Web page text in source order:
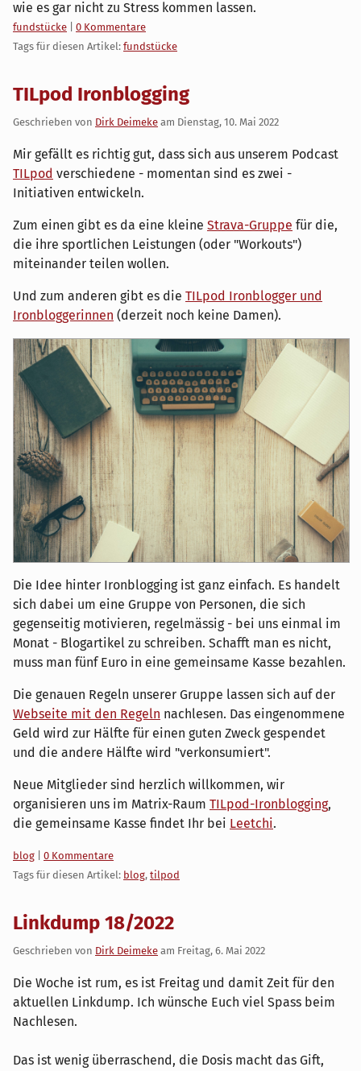
wie es gar nicht zu Stress kommen lassen.
Kategorien:
fundstücke
0 Kommentare
Tags für diesen Artikel: fundstücke
TILpod Ironblogging
Geschrieben von Dirk Deimeke am Dienstag, 10. Mai 2022
Mir gefällt es richtig gut, dass sich aus unserem Podcast
TILpod verschiedene - momentan sind es zwei -
Initiativen entwickeln.
Zum einen gibt es da eine kleine Strava-Gruppe für die,
die ihre sportlichen Leistungen (oder "Workouts")
miteinander teilen wollen.
Und zum anderen gibt es die TILpod Ironblogger und
Ironbloggerinnen (derzeit noch keine Damen).
Die Idee hinter Ironblogging ist ganz einfach. Es handelt
sich dabei um eine Gruppe von Personen, die sich
gegenseitig motivieren, regelmässig - bei uns einmal im
Monat - Blogartikel zu schreiben. Schafft man es nicht,
muss man fünf Euro in eine gemeinsame Kasse bezahlen.
Die genauen Regeln unserer Gruppe lassen sich auf der
Webseite mit den Regeln nachlesen. Das eingenommene
Geld wird zur Hälfte für einen guten Zweck gespendet
und die andere Hälfte wird "verkonsumiert".
Neue Mitglieder sind herzlich willkommen, wir
organisieren uns im Matrix-Raum TILpod-Ironblogging,
die gemeinsame Kasse findet Ihr bei Leetchi.
Kategorien:
blog
0 Kommentare
Tags für diesen Artikel: blog, tilpod
Linkdump 18/2022
Geschrieben von Dirk Deimeke am Freitag, 6. Mai 2022
Die Woche ist rum, es ist Freitag und damit Zeit für den
aktuellen Linkdump. Ich wünsche Euch viel Spass beim
Nachlesen.
Das ist wenig überraschend, die Dosis macht das Gift,